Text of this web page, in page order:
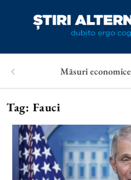
Măsuri economice
Tag: Fauci